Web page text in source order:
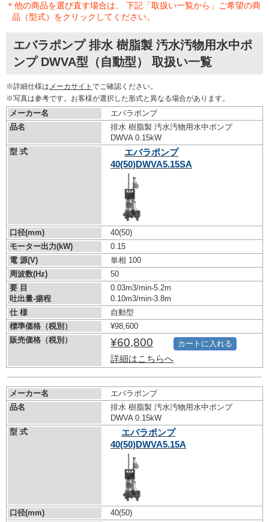
＊他の商品を選び直す場合は、 下記「取扱い一覧から」ご希望の商
品（型式）をクリックしてください。
エバラポンプ 排水 樹脂製 汚水汚物用水中ポ
ンプ DWVA型（自動型） 取扱い一覧
※詳細仕様は メーカサイト でご確認ください。
※写真は参考です。お客様が選択した形式と異なる場合があります。
メーカー名
エバラポンプ
品名
排水 樹脂製 汚水汚物用水中ポンプ
DWVA 0.15kW
型 式
エバラポンプ
40(50)DWVA5.15SA
口径(mm)
40(50)
モーター出力(kW)
0.15
電 源(V)
単相 100
周波数(Hz)
50
要 目
吐出量-揚程
0.03m3/min-5.2m
0.10m3/min-3.8m
仕 様
自動型
標準価格（税別）
¥98,600
販売価格（税別）
¥60,800
詳細はこちらへ
カートに入れる
メーカー名
エバラポンプ
品名
排水 樹脂製 汚水汚物用水中ポンプ
DWVA 0.15kW
型 式
エバラポンプ
40(50)DWVA5.15A
口径(mm)
40(50)